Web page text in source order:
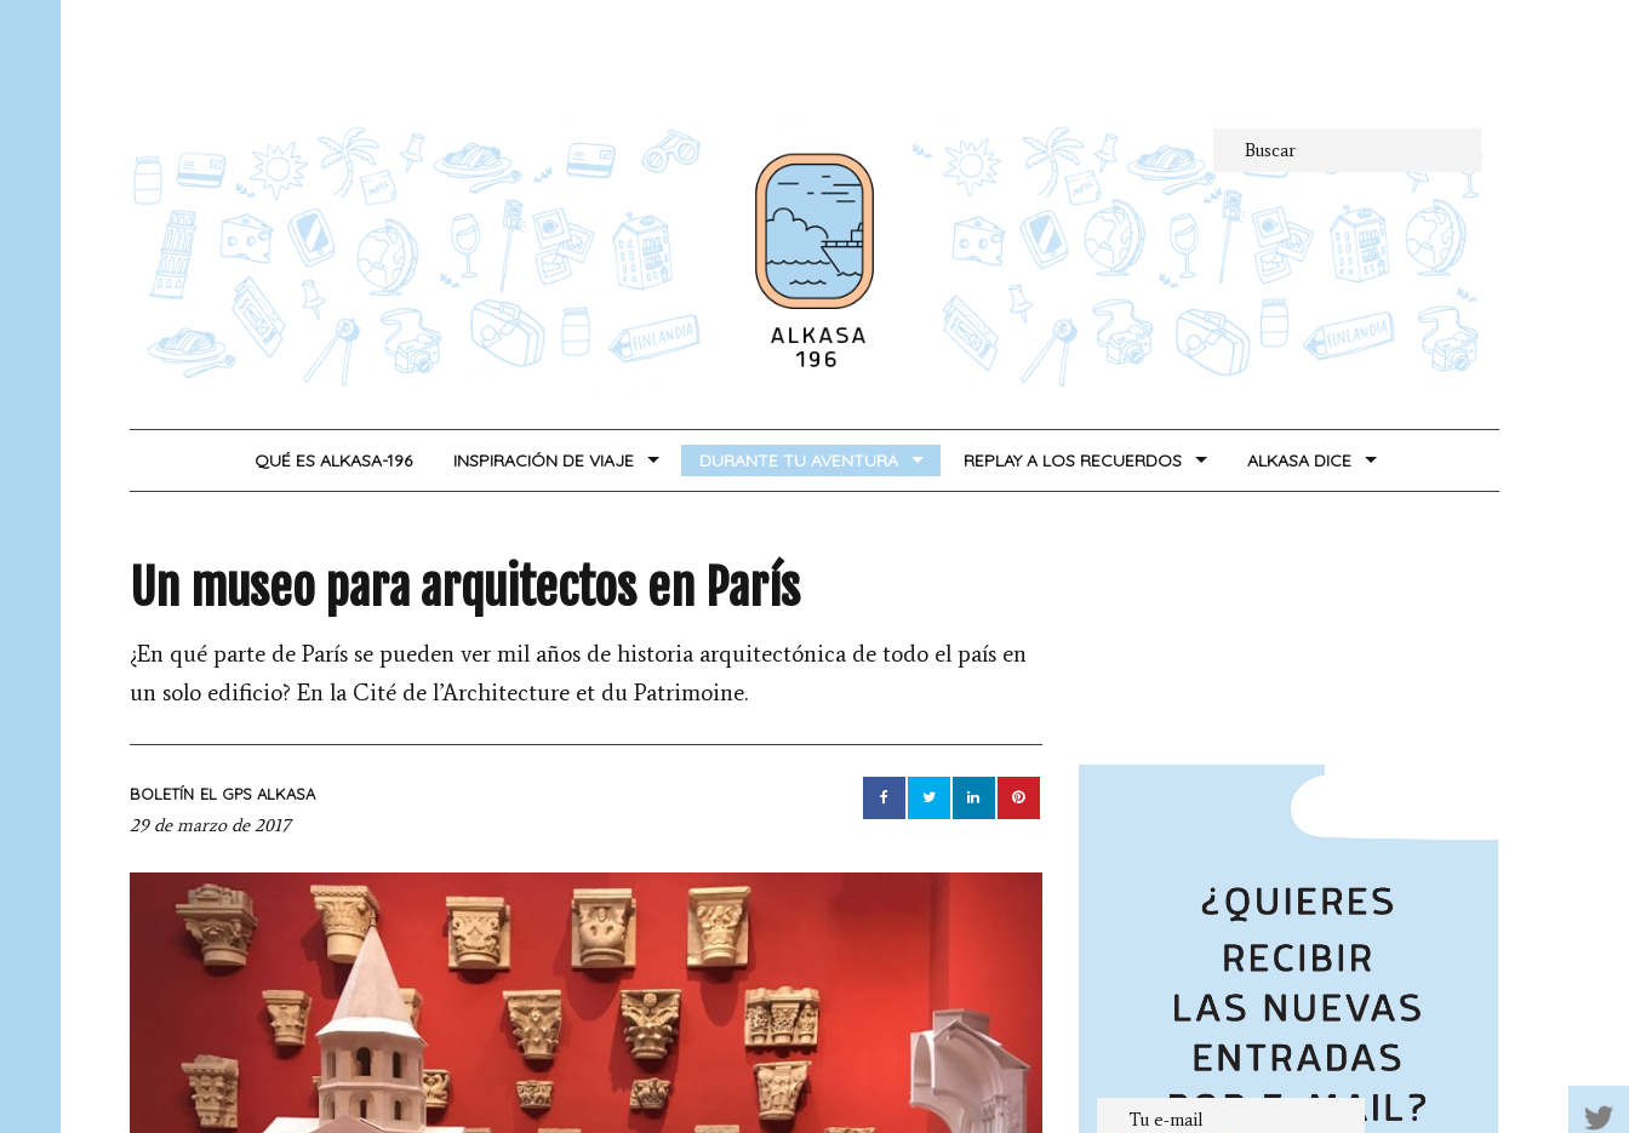
QUÉ ES ALKASA-196 INSPIRACIÓN DE VIAJE DURANTE TU AVENTURA REPLAY A LOS RECUERDOS ALKASA DICE
Un museo para arquitectos en París
¿En qué parte de París se pueden ver mil años de historia arquitectónica de todo el país en
un solo edificio? En la Cité de l’Architecture et du Patrimoine.
BOLETÍN EL GPS ALKASA
29 de marzo de 2017